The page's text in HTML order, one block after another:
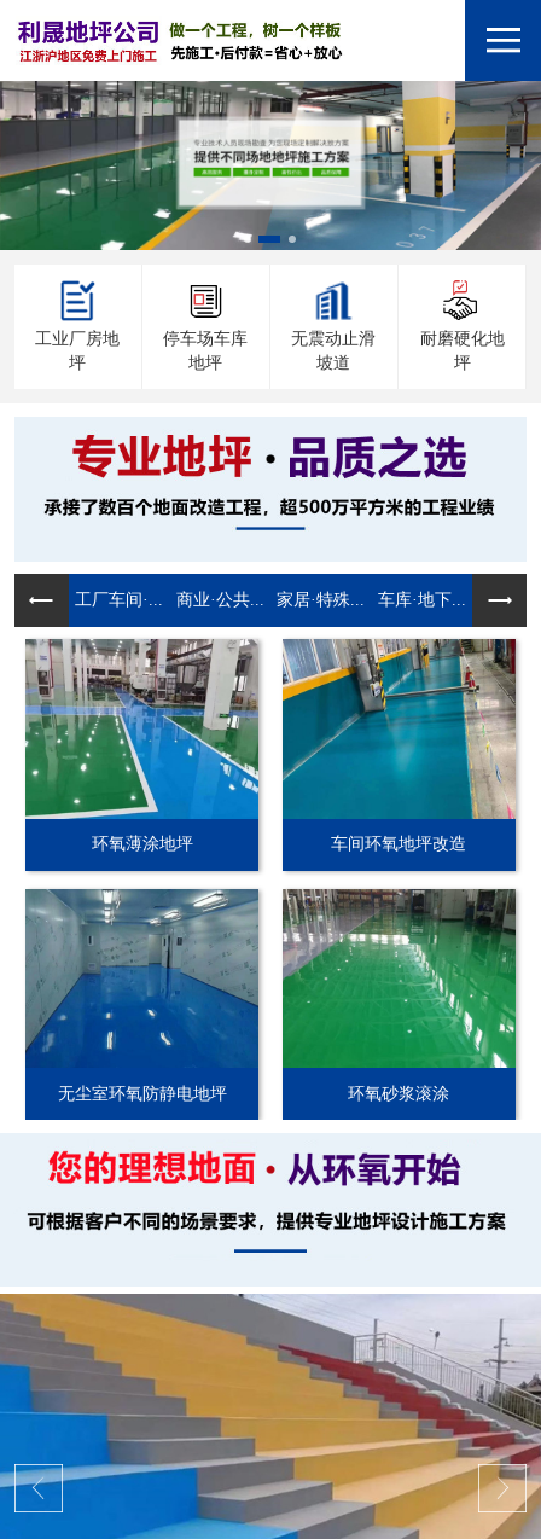
工业厂房地
坪
停车场车库
地坪
无震动止滑
坡道
耐磨硬化地
坪
工厂车间·... 商业·公共... 家居·特殊... 车库·地下...
环氧薄涂地坪 车间环氧地坪改造
无尘室环氧防静电地坪 环氧砂浆滚涂